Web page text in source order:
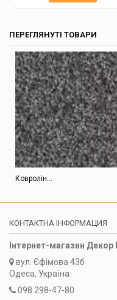
ПЕРЕГЛЯНУТІ ТОВАРИ
Ковролін...
КОНТАКТНА ІНФОРМАЦИЯ
Інтернет-магазин
вул. Єфімова 43б
Одеса, Україна
098 298-47-80